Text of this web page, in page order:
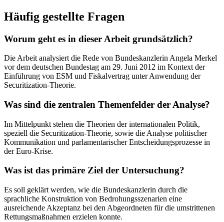
Häufig gestellte Fragen
Worum geht es in dieser Arbeit grundsätzlich?
Die Arbeit analysiert die Rede von Bundeskanzlerin Angela Merkel
vor dem deutschen Bundestag am 29. Juni 2012 im Kontext der
Einführung von ESM und Fiskalvertrag unter Anwendung der
Securitization-Theorie.
Was sind die zentralen Themenfelder der Analyse?
Im Mittelpunkt stehen die Theorien der internationalen Politik,
speziell die Securitization-Theorie, sowie die Analyse politischer
Kommunikation und parlamentarischer Entscheidungsprozesse in
der Euro-Krise.
Was ist das primäre Ziel der Untersuchung?
Es soll geklärt werden, wie die Bundeskanzlerin durch die
sprachliche Konstruktion von Bedrohungsszenarien eine
ausreichende Akzeptanz bei den Abgeordneten für die umstrittenen
Rettungsmaßnahmen erzielen konnte.